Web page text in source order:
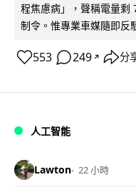
程焦慮病」，聲稱電量剩
制令。惟專業車媒隨即反
553 249 ↗ 分
人工智能
Lawton 22 小時